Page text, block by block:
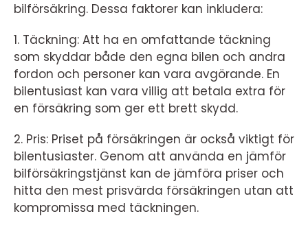
bilförsäkring. Dessa faktorer kan inkludera:
1. Täckning: Att ha en omfattande täckning
som skyddar både den egna bilen och andra
fordon och personer kan vara avgörande. En
bilentusiast kan vara villig att betala extra för
en försäkring som ger ett brett skydd.
2. Pris: Priset på försäkringen är också viktigt för
bilentusiaster. Genom att använda en jämför
bilförsäkringstjänst kan de jämföra priser och
hitta den mest prisvärda försäkringen utan att
kompromissa med täckningen.